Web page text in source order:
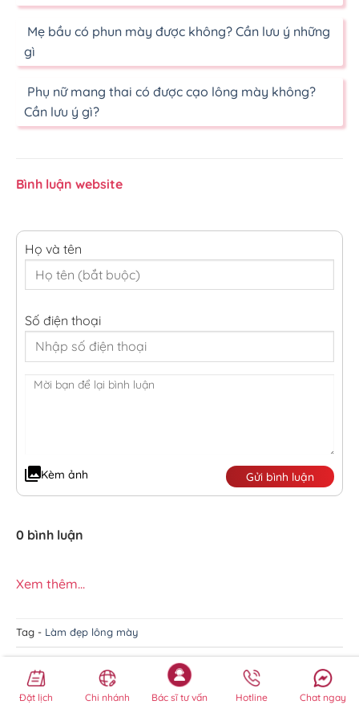
Mẹ bầu có phun mày được không? Cần lưu ý những
gì
Phụ nữ mang thai có được cạo lông mày không?
Cần lưu ý gì?
Bình luận website
Họ và tên
Số điện thoại
Kèm ảnh Gửi bình luận
0 bình luận
Xem thêm...
Tag - Làm đẹp lông mày
Bài viết mới nhất
Đặt lịch Chi nhánh Bác sĩ tư vấn Hotline Chat ngay